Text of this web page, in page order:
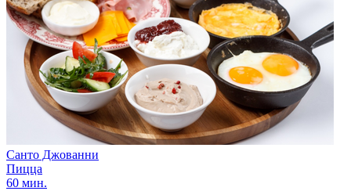
Санто Джованни
Пицца
60 мин.